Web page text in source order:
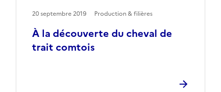
À la découverte du cheval de
trait comtois
20 septembre 2019 Production & filières